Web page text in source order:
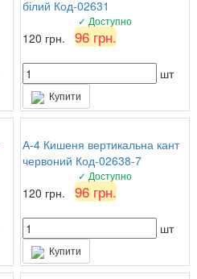
білий Код-02631
✓ Доступно
120 грн. 96 грн.
шт
Купити
А-4 Кишеня вертикальна кант
червоний Код-02638-7
✓ Доступно
120 грн. 96 грн.
шт
Купити